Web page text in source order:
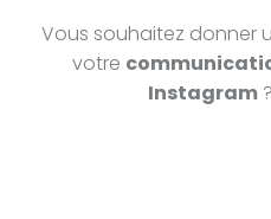
Vous souhaitez donner
votre
Instagram